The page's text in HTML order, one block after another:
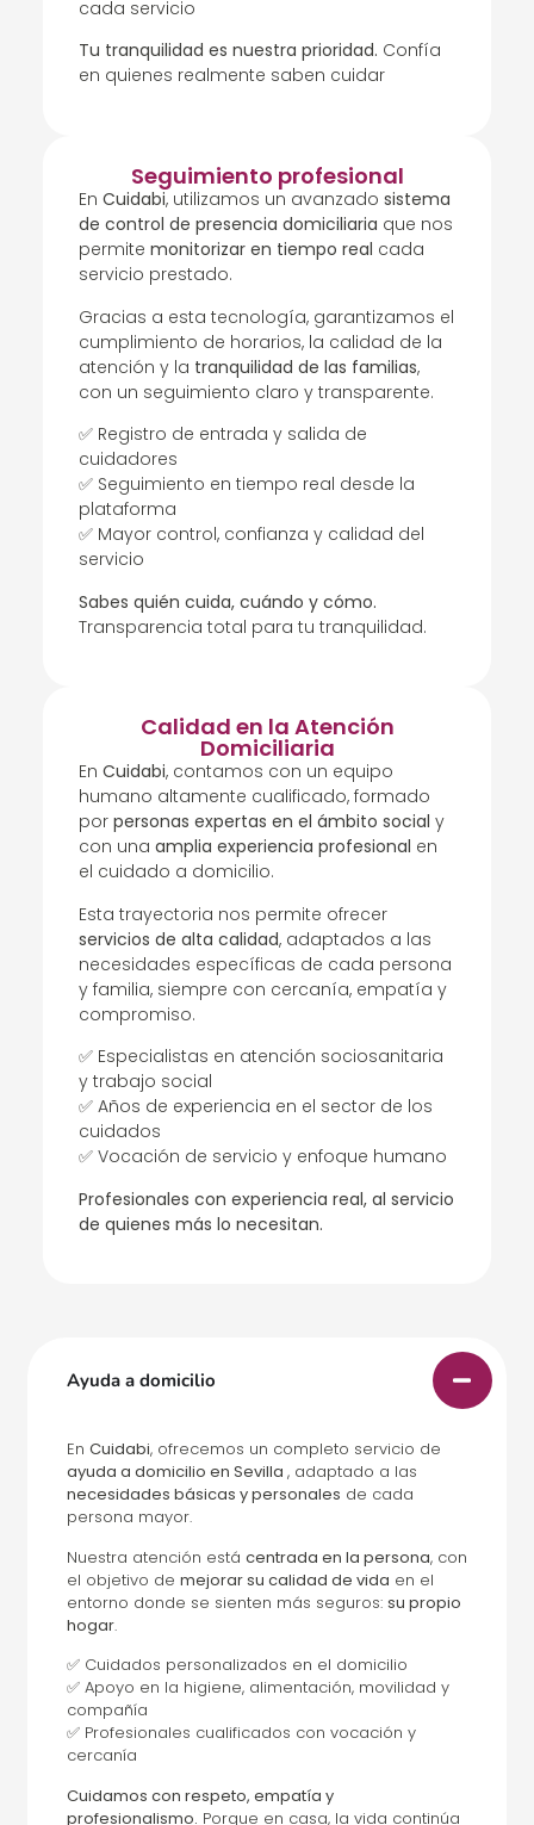
cada servicio
Tu tranquilidad es nuestra prioridad. Confía
en quienes realmente saben cuidar
Seguimiento profesional
En Cuidabi, utilizamos un avanzado sistema
de control de presencia domiciliaria que nos
permite monitorizar en tiempo real cada
servicio prestado.
Gracias a esta tecnología, garantizamos el
cumplimiento de horarios, la calidad de la
atención y la tranquilidad de las familias,
con un seguimiento claro y transparente.
✅ Registro de entrada y salida de
cuidadores
✅ Seguimiento en tiempo real desde la
plataforma
✅ Mayor control, confianza y calidad del
servicio
Sabes quién cuida, cuándo y cómo.
Transparencia total para tu tranquilidad.
Calidad en la Atención
Domiciliaria
En Cuidabi, contamos con un equipo
humano altamente cualificado, formado
por personas expertas en el ámbito social y
con una amplia experiencia profesional en
el cuidado a domicilio.
Esta trayectoria nos permite ofrecer
servicios de alta calidad, adaptados a las
necesidades específicas de cada persona
y familia, siempre con cercanía, empatía y
compromiso.
✅ Especialistas en atención sociosanitaria
y trabajo social
✅ Años de experiencia en el sector de los
cuidados
✅ Vocación de servicio y enfoque humano
Profesionales con experiencia real, al servicio
de quienes más lo necesitan.
Ayuda a domicilio
En Cuidabi, ofrecemos un completo servicio de
ayuda a domicilio en Sevilla , adaptado a las
necesidades básicas y personales de cada
persona mayor.
Nuestra atención está centrada en la persona, con
el objetivo de mejorar su calidad de vida en el
entorno donde se sienten más seguros: su propio
hogar.
✅ Cuidados personalizados en el domicilio
✅ Apoyo en la higiene, alimentación, movilidad y
compañía
✅ Profesionales cualificados con vocación y
cercanía
Cuidamos con respeto, empatía y
profesionalismo. Porque en casa, la vida continúa